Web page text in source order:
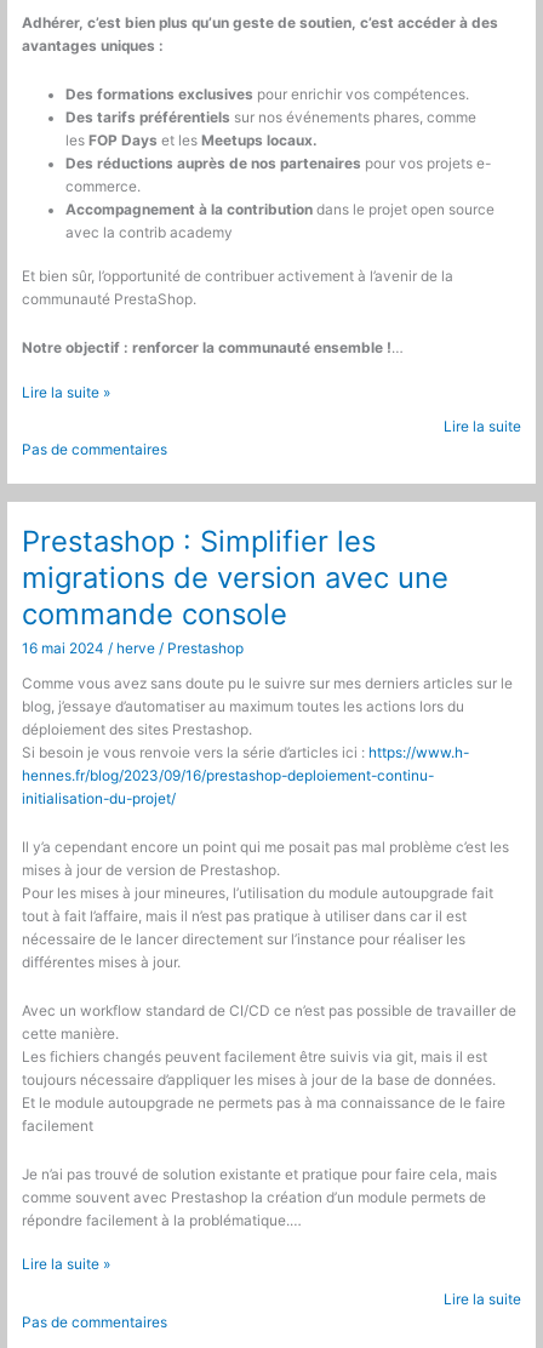
Adhérer, c’est bien plus qu’un geste de soutien, c’est accéder à des
avantages uniques :
Des formations exclusives pour enrichir vos compétences.
Des tarifs préférentiels sur nos événements phares, comme
les FOP Days et les Meetups locaux.
Des réductions auprès de nos partenaires pour vos projets e-
commerce.
Accompagnement à la contributiondans le projet open source
avec la contrib academy
Et bien sûr, l’opportunité de contribuer activement à l’avenir de la
communauté PrestaShop.
Notre objectif : renforcer la communauté ensemble !…
Friends
:
Adhérez
pour
aller
plus
loin
la
communauté
Lire la suite »
Lire la suite
Pas de commentaires
Prestashop : Simplifier les
migrations de version avec une
commande console
16 mai 2024 / herve / Prestashop
Comme vous avez sans doute pu le suivre sur mes derniers articles sur le
blog, j’essaye d’automatiser au maximum toutes les actions lors du
déploiement des sites Prestashop.
Si besoin je vous renvoie vers la série d’articles ici : https://www.h-
hennes.fr/blog/2023/09/16/prestashop-deploiement-continu-
initialisation-du-projet/
Il y’a cependant encore un point qui me posait pas mal problème c’est les
mises à jour de version de Prestashop.
Pour les mises à jour mineures, l’utilisation du module autoupgrade fait
tout à fait l’affaire, mais il n’est pas pratique à utiliser dans car il est
nécessaire de le lancer directement sur l’instance pour réaliser les
différentes mises à jour.
Avec un workflow standard de CI/CD ce n’est pas possible de travailler de
cette manière.
Les fichiers changés peuvent facilement être suivis via git, mais il est
toujours nécessaire d’appliquer les mises à jour de la base de données.
Et le module autoupgrade ne permets pas à ma connaissance de le faire
facilement
Je n’ai pas trouvé de solution existante et pratique pour faire cela, mais
comme souvent avec Prestashop la création d’un module permets de
répondre facilement à la problématique.…
Prestashop
les
Lire la suite »
Lire la suite
Pas de commentaires